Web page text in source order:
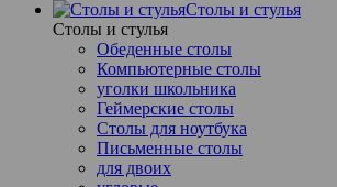
Столы и стулья
Столы и стулья
Обеденные столы
Компьютерные столы
уголки школьника
Геймерские столы
Столы для ноутбука
Письменные столы
для двоих